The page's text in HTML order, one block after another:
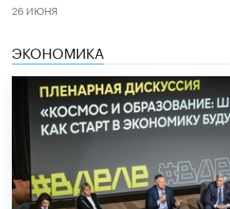
26 ИЮНЯ
ЭКОНОМИКА